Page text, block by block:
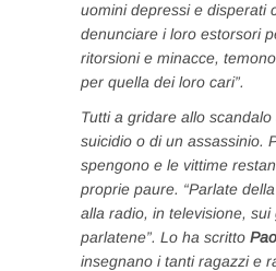
uomini depressi e disperati
denunciare i loro estorsori
ritorsioni e minacce,
per quella dei loro cari”.
Tutti a gridare allo scandalo
suicidio o di un assassinio.
spengono e le vittime
proprie paure. “Parlate
alla radio, in televisione, sui
parlatene”. Lo ha scritto
insegnano i tanti ragazzi e